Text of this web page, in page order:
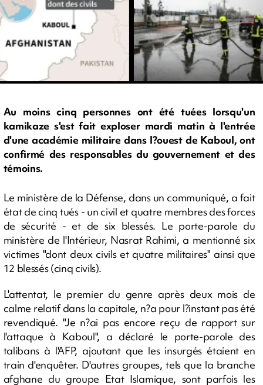
Au moins cinq personnes ont été tuées lorsqu'un
kamikaze s'est fait exploser mardi matin à l'entrée
d'une académie militaire dans l?ouest de Kaboul, ont
confirmé des responsables du gouvernement et des
témoins.
Le ministère de la Défense, dans un communiqué, a fait
état de cinq tués - un civil et quatre membres des forces
de sécurité - et de six blessés. Le porte-parole du
ministère de l'Intérieur, Nasrat Rahimi, a mentionné six
victimes "dont deux civils et quatre militaires" ainsi que
12 blessés (cinq civils).
L'attentat, le premier du genre après deux mois de
calme relatif dans la capitale, n?a pour l?instant pas été
revendiqué. "Je n?ai pas encore reçu de rapport sur
l'attaque à Kaboul", a déclaré le porte-parole des
talibans à l'AFP, ajoutant que les insurgés étaient en
train d'enquêter. D'autres groupes, tels que la branche
afghane du groupe Etat Islamique, sont parfois les